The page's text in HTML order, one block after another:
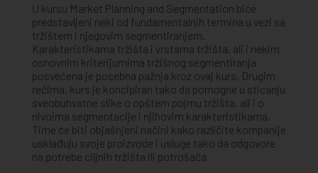
U kursu Market Planning and Segmentation biće
predstavljeni neki od fundamentalnih termina u vezi sa
tržištem i njegovim segmentiranjem.
Karakteristikama tržišta i vrstama tržišta, ali i nekim
osnovnim kriterijumima tržišnog segmentiranja
posvećena je posebna pažnja kroz ovaj kurs. Drugim
rečima, kurs je koncipiran tako da pomogne u sticanju
sveobuhvatne slike o opštem pojmu tržišta, ali i o
nivoima segmentacije i njihovim karakteristikama.
Time će biti objašnjeni načini kako različite kompanije
usklađuju svoje proizvode i usluge tako da odgovore
na potrebe ciljnih tržišta ili potrošača.